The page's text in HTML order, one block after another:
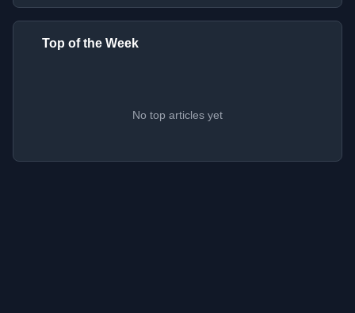
Top of the Week
No top articles yet